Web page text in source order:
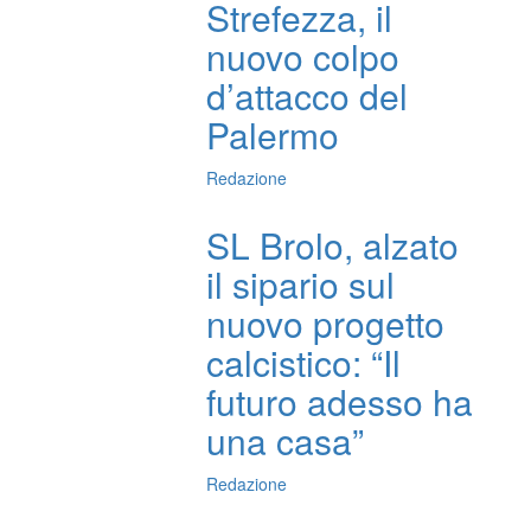
Strefezza, il
nuovo colpo
d’attacco del
Palermo
Redazione
SL Brolo, alzato
il sipario sul
nuovo progetto
calcistico: “Il
futuro adesso ha
una casa”
Redazione